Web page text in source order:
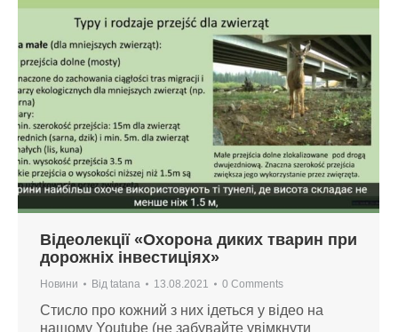
Відеолекції «Охорона диких тварин при
дорожніх інвестиціях»
Новини Від tatana 13.08.2021 0 Comments
Стисло про кожний з них ідеться у відео на
нашому Youtube (не забувайте увімкнути